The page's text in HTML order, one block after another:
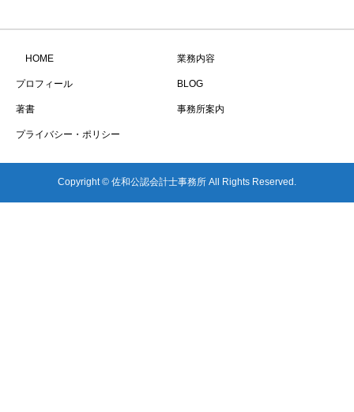
HOME 業務内容
プロフィール BLOG
著書 事務所案内
プライバシー・ポリシー
Copyright © 佐和公認会計士事務所 All Rights Reserved.